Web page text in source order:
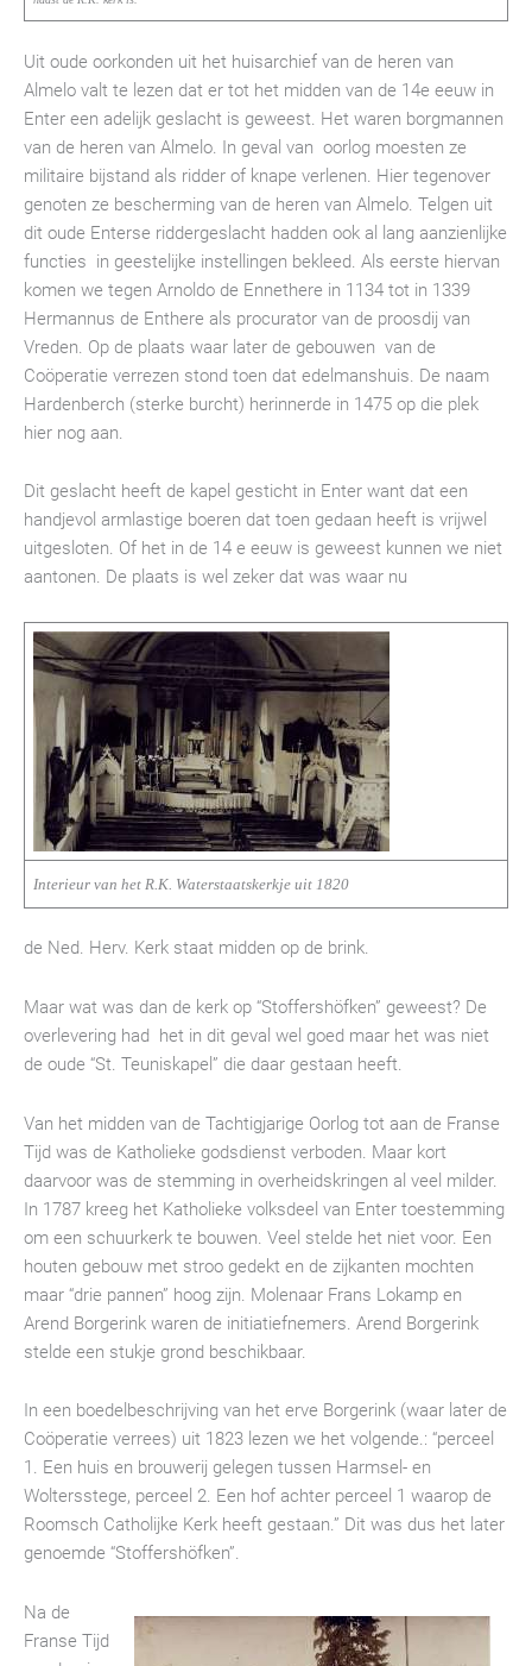
Uit oude oorkonden uit het huisarchief van de heren van
Almelo valt te lezen dat er tot het midden van de 14e eeuw in
Enter een adelijk geslacht is geweest. Het waren borgmannen
van de heren van Almelo. In geva l van oorlog moesten ze
militaire bijstand als ridder of knape verlenen. Hier tegenover
genoten ze bescherming van de heren van Almelo. Telgen uit
dit oude Enterse riddergeslacht hadden ook al lang aanzienlijke
functies in geestelijke instellingen bekleed. Als eerste hiervan
komen we tegen Arnoldo de Ennethere in 1134 tot in 1339
Hermannus de Enthere als procurator van de proosdij van
Vreden. Op de plaats waar later de gebouwen van de
Coöperatie verrezen stond toen dat edelmanshuis. De naam
Hardenberch (sterke burcht) herinnerde in 1475 op die plek
hier nog aan.
Dit geslacht heeft de kapel gesticht in Enter want dat een
handjevol armlastige boeren dat toen gedaan heeft is vrijwel
uitgesloten. Of het in de 14 e eeuw is geweest kunnen we niet
aantonen. De plaats is wel zeker dat was waar nu
Interieur van het R.K. Waterstaatskerkje uit 1820
de Ned. Herv. Kerk staat midden op de brink.
Maar wat was dan de kerk op “Stoffershöfken” geweest? De
overlevering had het in dit geval wel goed maar het was niet
de oude “St. Teuniskapel” die daar gestaan heeft.
Van het midden van de Tachtigjarige Oorlog tot aan de Franse
Tijd was de Katholieke godsdienst verboden. Maar kort
daarvoor was de stemming in overheidskringen al veel milder.
In 1787 kreeg het Katholieke volksdeel van Enter toestemming
om een schuurkerk te bouwen. Veel stelde het niet voor. Een
houten gebouw met stroo gedekt en de zijkanten mochten
maar “drie pannen” hoog zijn. Molenaar Frans Lokamp en
Arend Borgerink waren de initiatiefnemers. Arend Borgerink
stelde een stukje grond beschikbaar.
In een boedelbeschrijving van het erve Borgerink (waar later de
Coöperatie verrees) uit 1823 lezen we het volgende.: “perceel
1. Een huis en brouwerij gelegen tussen Harmsel- en
Woltersstege, perceel 2. Een hof achter perceel 1 waarop de
Roomsch Catholijke Kerk heeft gestaan.” Dit was dus het later
genoemde “Stoffershöfken”.
Na de
Franse Tijd